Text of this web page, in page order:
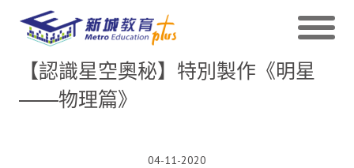
【認識星空奧秘】特別製作《明星
——物理篇》
04-11-2020